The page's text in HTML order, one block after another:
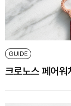
GUIDE
크로노스 페어